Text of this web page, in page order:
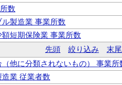
数
製造業 事業所数
短期保険業 事業所数
先頭 絞り込み 末尾
他に分類されないもの） 事業所
業 従業者数